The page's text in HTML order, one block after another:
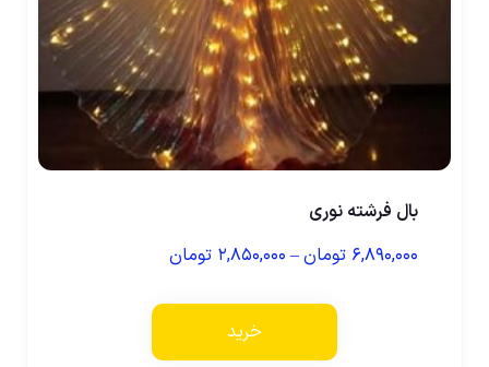
بال فرشته نوری
۶,۸۹۰,۰۰۰ تومان– ۲,۸۵۰,۰۰۰ تومان
خرید